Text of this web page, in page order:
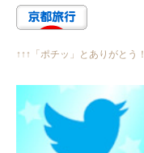
↑↑↑「ポチッ」とありがとう！